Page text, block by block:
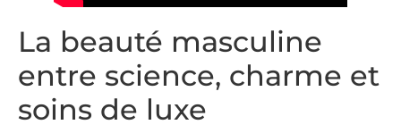
La beauté masculine
entre science, charme et
soins de luxe